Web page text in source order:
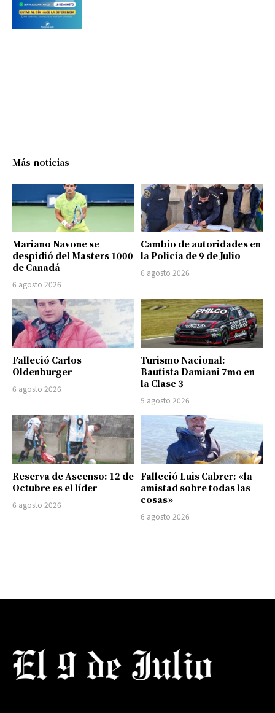
Más noticias
Mariano Navone se
despidió del Masters 1000
de Canadá
6 agosto 2026
Cambio de autoridades en
la Policía de 9 de Julio
6 agosto 2026
Falleció Carlos
Oldenburger
6 agosto 2026
Turismo Nacional:
Bautista Damiani 7mo en
la Clase 3
5 agosto 2026
Reserva de Ascenso: 12 de
Octubre es el líder
6 agosto 2026
Falleció Luis Cabrer: «la
amistad sobre todas las
cosas»
6 agosto 2026